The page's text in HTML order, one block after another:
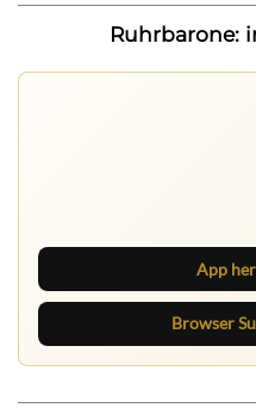
Ruhrbarone:
App
Browser